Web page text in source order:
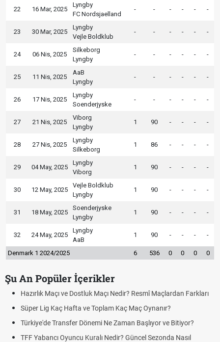
22 16 Mar, 2025
Lyngby
FC Nordsjaelland
- - - - - -
23 30 Mar, 2025
Lyngby
Vejle Boldklub
- - - - - -
24 06 Nis, 2025
Silkeborg
Lyngby
- - - - - -
25 11 Nis, 2025
AaB
Lyngby
- - - - - -
26 17 Nis, 2025
Lyngby
Soenderjyske
- - - - - -
27 21 Nis, 2025
Viborg
Lyngby
1 90 - - - -
28 27 Nis, 2025
Lyngby
Silkeborg
1 86 - - - -
29 04 May, 2025
Lyngby
Viborg
1 90 - - - -
30 12 May, 2025
Vejle Boldklub
Lyngby
1 90 - - - -
31 18 May, 2025
Soenderjyske
Lyngby
1 90 - - - -
32 24 May, 2025
Lyngby
AaB
1 90 - - - -
Denmark 1 2024/2025 6 536 0 0 0 0
Şu An Popüler İçerikler
Hazırlık Maçı ve Dostluk Maçı Nedir? Resmî Maçlardan Farkları
Süper Lig Kaç Hafta ve Toplam Kaç Maç Oynanır?
Türkiye'de Transfer Dönemi Ne Zaman Başlıyor ve Bitiyor?
TFF Yabancı Oyuncu Kuralı Nedir? Güncel Sezonda Nasıl